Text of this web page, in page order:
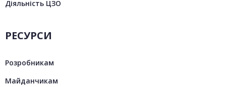
Діяльність ЦЗО
РЕСУРСИ
Розробникам
Майданчикам